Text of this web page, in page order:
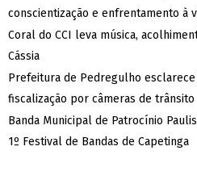
conscientização e enfrentamento à
Coral do CCI leva música,
Cássia
Prefeitura de Pedregulho
fiscalização por câmeras de trânsito
Banda Municipal de Patrocínio
1º Festival de Bandas de Capetinga